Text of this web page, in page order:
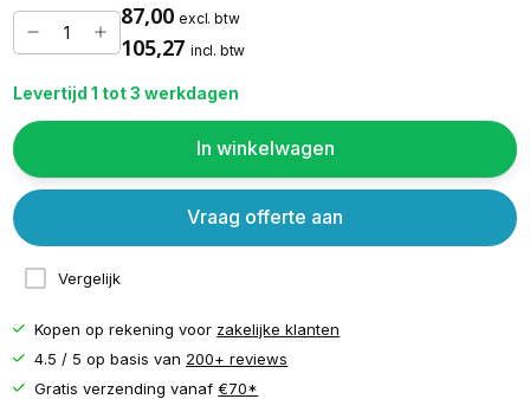
87,00 excl. btw
105,27 incl. btw
Levertijd 1 tot 3 werkdagen
In winkelwagen
Vergelijk
Vraag offerte aan
Kopen op rekening voor zakelijke klanten
4.5 / 5 op basis van 200+ reviews
Gratis verzending vanaf€70*